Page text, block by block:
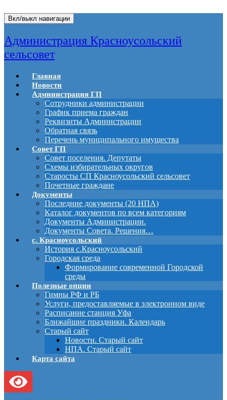
Вкл/выкл навигации
Администрация Красноусольский
сельсовет
Главная
Новости
Администрация ГП
Сотрудники администрации
График приема граждан
Реквизиты Администрации
Обратная связь
Перечень муниципального имущества
Совет ГП
Совет поселения. Депутаты
Схемы избирательных округов
Старосты СП Красноусольский сельсовет
Почетные граждане
Документы
Последние документы (20 НПА)
Каталог документов по всем категориям
Документы Администрации.
Документы Совета. Решения…
с. Красноусольский
История с.Красноусольский
Городская среда
Формирование современной Городской
среды
Полезные опции
Гимны РФ и РБ
Услуги, предоставляемые в электронном виде
Расписание станция Уфа
Ближайшие праздники. Календарь
Старый сайт
Новости. Старый сайт
НПА. Старый сайт
Карта сайта